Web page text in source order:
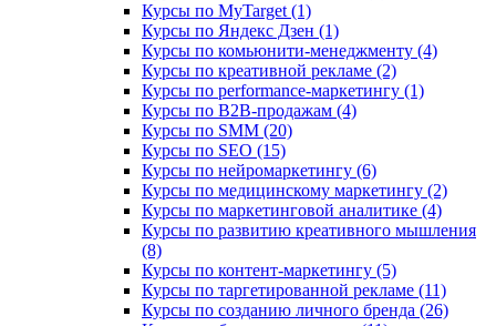
Курсы по MyTarget (1)
Курсы по Яндекс Дзен (1)
Курсы по комьюнити-менеджменту (4)
Курсы по креативной рекламе (2)
Курсы по performance-маркетингу (1)
Курсы по B2B-продажам (4)
Курсы по SMM (20)
Курсы по SEO (15)
Курсы по нейромаркетингу (6)
Курсы по медицинскому маркетингу (2)
Курсы по маркетинговой аналитике (4)
Курсы по развитию креативного мышления
(8)
Курсы по контент-маркетингу (5)
Курсы по таргетированной рекламе (11)
Курсы по созданию личного бренда (26)